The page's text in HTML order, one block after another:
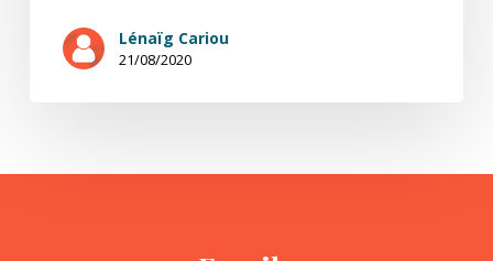
Lénaïg Cariou
21/08/2020